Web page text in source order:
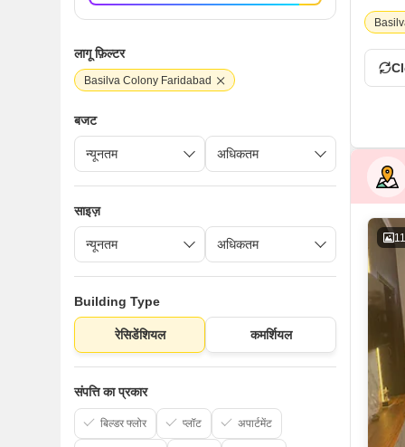
11
लागू फ़िल्टर
Basilva Colony Faridabad
बजट
साइज़
Building Type
रेसिडेंशियल कमर्शियल
संपत्ति का प्रकार
बिल्डर फ्लोर प्लॉट अपार्टमेंट